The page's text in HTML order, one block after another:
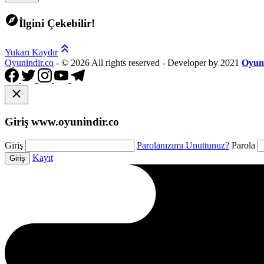
İlgini Çekebilir!
Yukarı Kaydır
Oyunindir.co - © 2026 All rights reserved - Developer by 2021
Giriş www.oyunindir.co
Giriş Parolanızımı Unuttunuz? Parola
Giriş Kayıt